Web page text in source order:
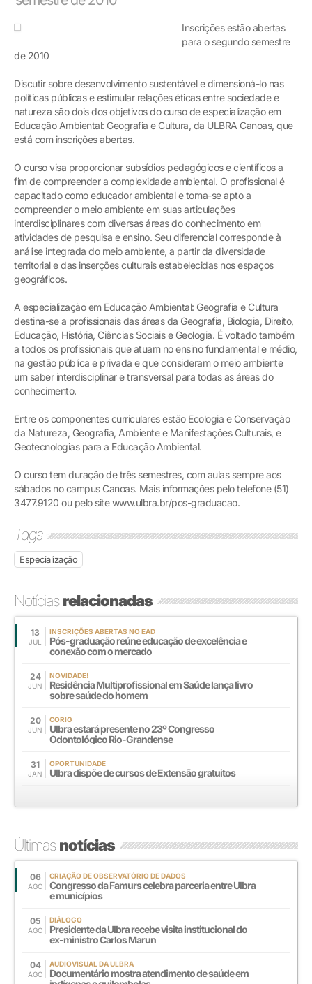
Inscrições estão abertas
para o segundo semestre
de 2010
Discutir sobre desenvolvimento sustentável e dimensioná-lo nas
políticas públicas e estimular relações éticas entre sociedade e
natureza são dois dos objetivos do curso de especialização em
Educação Ambiental: Geografia e Cultura, da ULBRA Canoas, que
está com inscrições abertas.
O curso visa proporcionar subsídios pedagógicos e científicos a
fim de compreender a complexidade ambiental. O profissional é
capacitado como educador ambiental e torna-se apto a
compreender o meio ambiente em suas articulações
interdisciplinares com diversas áreas do conhecimento em
atividades de pesquisa e ensino. Seu diferencial corresponde à
análise integrada do meio ambiente, a partir da diversidade
territorial e das inserções culturais estabelecidas nos espaços
geográficos.
A especialização em Educação Ambiental: Geografia e Cultura
destina-se a profissionais das áreas da Geografia, Biologia, Direito,
Educação, História, Ciências Sociais e Geologia. É voltado também
a todos os profissionais que atuam no ensino fundamental e médio,
na gestão pública e privada e que consideram o meio ambiente
um saber interdisciplinar e transversal para todas as áreas do
conhecimento.
Entre os componentes curriculares estão Ecologia e Conservação
da Natureza, Geografia, Ambiente e Manifestações Culturais, e
Geotecnologias para a Educação Ambiental.
O curso tem duração de três semestres, com aulas sempre aos
sábados no campus Canoas. Mais informações pelo telefone (51)
3477.9120 ou pelo site www.ulbra.br/pos-graduacao.
Tags
Especialização
Notíciasrelacionadas
13
JUL
INSCRIÇÕES ABERTAS NO EAD
Pós-graduação reúne educação de excelência e
conexão com o mercado
24
JUN
NOVIDADE!
Residência Multiprofissional em Saúde lança livro
sobre saúde do homem
20
JUN
CORIG
Ulbra estará presente no 23º Congresso
Odontológico Rio-Grandense
31
JAN
OPORTUNIDADE
Ulbra dispõe de cursos de Extensão gratuitos
Últimasnotícias
06
AGO
CRIAÇÃO DE OBSERVATÓRIO DE DADOS
Congresso da Famurs celebra parceria entre Ulbra
e municípios
05
AGO
DIÁLOGO
Presidente da Ulbra recebe visita institucional do
ex-ministro Carlos Marun
04
AGO
AUDIOVISUAL DA ULBRA
Documentário mostra atendimento de saúde em